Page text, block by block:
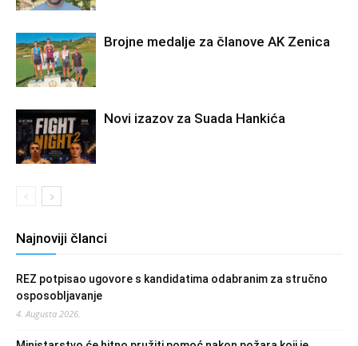
Brojne medalje za članove AK Zenica
Novi izazov za Suada Hankića
Najnoviji članci
REZ potpisao ugovore s kandidatima odabranim za stručno
osposobljavanje
4. Augusta 2026.